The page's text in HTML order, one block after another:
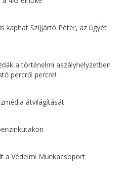
kaphat Szijjártó Péter, az ügyét
a történelmi aszályhelyzetben
percről percre!
átvilágítását
a Védelmi Munkacsoport